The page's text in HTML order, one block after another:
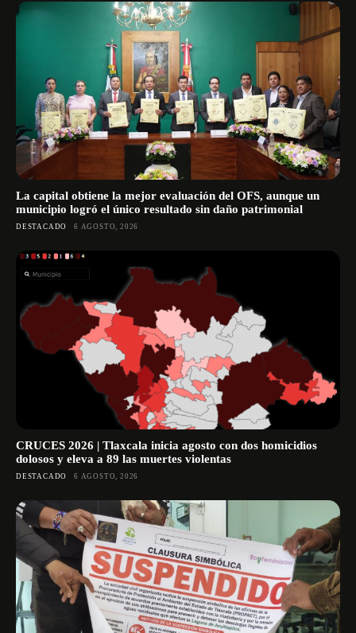
La capital obtiene la mejor evaluación del OFS, aunque un
municipio logró el único resultado sin daño patrimonial
DESTACADO 6 AGOSTO, 2026
CRUCES 2026 | Tlaxcala inicia agosto con dos homicidios
dolosos y eleva a 89 las muertes violentas
DESTACADO 6 AGOSTO, 2026